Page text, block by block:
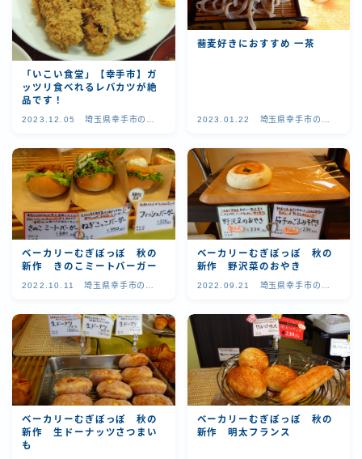
「いこい食堂」【幸手市】ガ
ッツリ食べれるレバカツが絶
品です！
2023.12.05
埼玉県幸手市の美
蕎麦好きにおすすめ 一茶
2023.01.22
埼玉県幸手市の美
ベーカリーむぎぽっぽ 秋の
新作 きのこミートバーガー
2022.10.11
埼玉県幸手市の美
ベーカリーむぎぽっぽ 秋の
新作 野沢菜のおやき
2022.09.21
埼玉県幸手市の美
ベーカリーむぎぽっぽ 秋の
新作 生ドーナッツさつまい
も
ベーカリーむぎぽっぽ 秋の
新作 明太フランス